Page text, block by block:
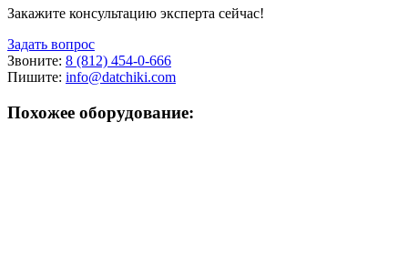
Закажите консультацию эксперта сейчас!
Задать вопрос
Звоните: 8 (812) 454-0-666
Пишите: info@datchiki.com
Похожее оборудование: